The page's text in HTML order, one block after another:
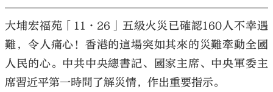
大埔宏福苑「11·26」五級火災已確認160人不幸遇
難，令人痛心！香港的這場突如其來的災難牽動全國
人民的心。中共中央總書記、國家主席、中央軍委主
席習近平第一時間了解災情，作出重要指示。